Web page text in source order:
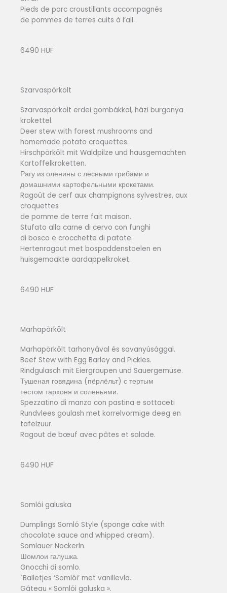
Pieds de porc croustillants accompagnés
de pommes de terres cuits à l’ail.
6490 HUF
Szarvaspörkölt
Szarvaspörkölt erdei gombákkal, házi burgonya
krokettel.
Deer stew with forest mushrooms and
homemade potato croquettes.
Hirschpörkölt mit Waldpilze und hausgemachten
Kartoffelkroketten.
Рагу из оленины с лесными грибами и
домашними картофельными крокетами.
Ragoût de cerf aux champignons sylvestres, aux
croquettes
de pomme de terre fait maison.
Stufato alla carne di cervo con funghi
di bosco e crocchette di patate.
Hertenragout met bospaddenstoelen en
huisgemaakte aardappelkroket.
6490 HUF
Marhapörkölt
Marhapörkölt tarhonyával és savanyúsággal.
Beef Stew with Egg Barley and Pickles.
Rindgulasch mit Eiergraupen und Sauergemüse.
Тушеная говядина (пёрлёльт) с тертым
тестом тархоня и соленьями.
Spezzatino di manzo con pastina e sottaceti
Rundvlees goulash met korrelvormige deeg en
tafelzuur.
Ragout de bœuf avec pâtes et salade.
6490 HUF
Somlói galuska
Dumplings Somló Style (sponge cake with
chocolate sauce and whipped cream).
Somlauer Nockerln.
Шомлои галушка.
Gnocchi di somlo.
`Balletjes ‘Somlói’ met vanillevla.
Gâteau « Somlói galuska ».